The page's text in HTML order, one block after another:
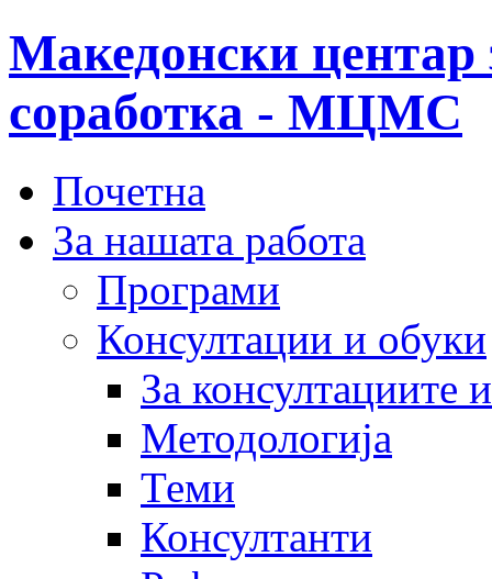
Македонски центар
соработка - МЦМС
Почетна
За нашата работа
Програми
Консултации и обуки
За консултациите
Методологија
Теми
Консултанти